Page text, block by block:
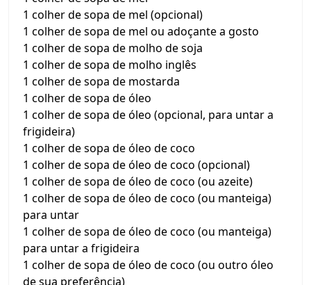
1 colher de sopa de mel (opcional)
1 colher de sopa de mel ou adoçante a gosto
1 colher de sopa de molho de soja
1 colher de sopa de molho inglês
1 colher de sopa de mostarda
1 colher de sopa de óleo
1 colher de sopa de óleo (opcional, para untar a
frigideira)
1 colher de sopa de óleo de coco
1 colher de sopa de óleo de coco (opcional)
1 colher de sopa de óleo de coco (ou azeite)
1 colher de sopa de óleo de coco (ou manteiga)
para untar
1 colher de sopa de óleo de coco (ou manteiga)
para untar a frigideira
1 colher de sopa de óleo de coco (ou outro óleo
de sua preferência)